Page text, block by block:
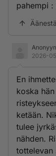
pahempi :
Äänestä
2026-
En
koska
ketään.
tulee
nähden.
tottelevan